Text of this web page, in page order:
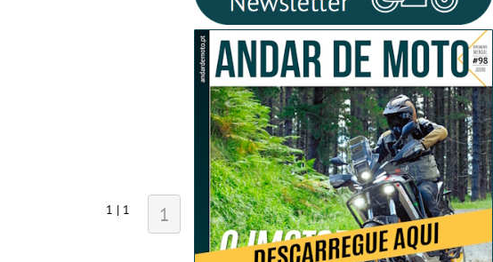
1 | 1 1